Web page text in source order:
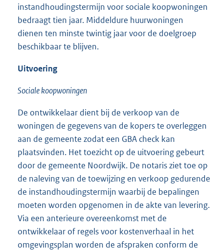
instandhoudingstermijn voor sociale koopwoningen
bedraagt tien jaar. Middeldure huurwoningen
dienen ten minste twintig jaar voor de doelgroep
beschikbaar te blijven.
Uitvoering
Sociale koopwoningen
De ontwikkelaar dient bij de verkoop van de
woningen de gegevens van de kopers te overleggen
aan de gemeente zodat een GBA check kan
plaatsvinden. Het toezicht op de uitvoering gebeurt
door de gemeente Noordwijk. De notaris ziet toe op
de naleving van de toewijzing en verkoop gedurende
de instandhoudingstermijn waarbij de bepalingen
moeten worden opgenomen in de akte van levering.
Via een anterieure overeenkomst met de
ontwikkelaar of regels voor kostenverhaal in het
omgevingsplan worden de afspraken conform de